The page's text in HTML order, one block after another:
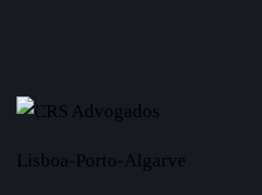
Lisboa-Porto-Algarve